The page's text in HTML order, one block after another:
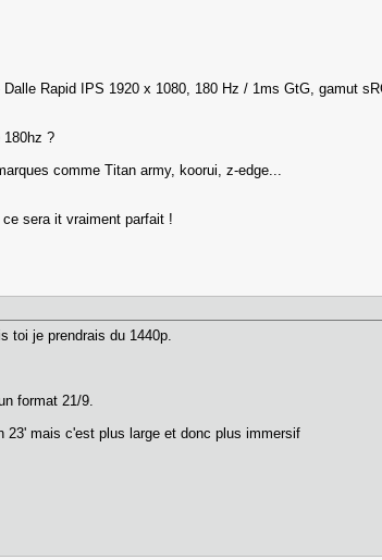
Rapid IPS 1920 x 1080, 180 Hz / 1ms GtG, gamut
180hz ?
comme Titan army, koorui, z-edge...
ce sera it vraiment parfait !
toi je prendrais du 1440p.
format 21/9.
23' mais c'est plus large et donc plus immersif